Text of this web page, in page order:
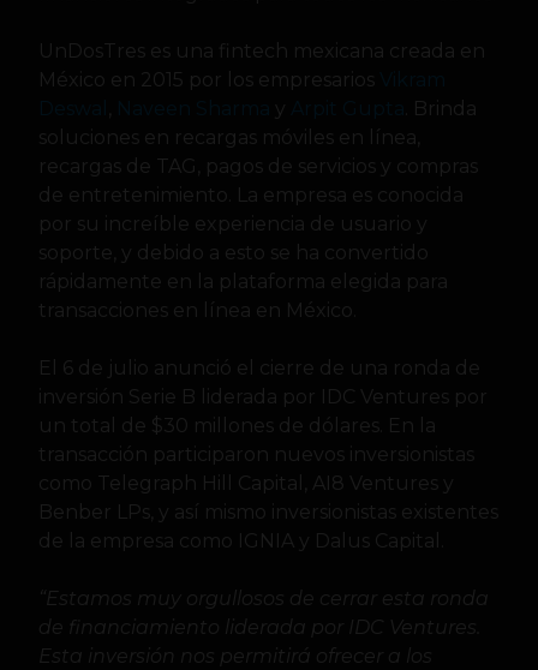
UnDosTres es una fintech mexicana creada en
México en 2015 por los empresarios
y
. Brinda
soluciones en recargas móviles en línea,
recargas de TAG, pagos de servicios y compras
de entretenimiento. La empresa es conocida
por su increíble experiencia de usuario y
soporte, y debido a esto se ha convertido
rápidamente en la plataforma elegida para
transacciones en línea en México.
El 6 de julio anunció el cierre de una ronda de
inversión Serie B liderada por IDC Ventures por
un total de $30 millones de dólares. En la
transacción participaron nuevos inversionistas
como Telegraph Hill Capital, AI8 Ventures y
Benber LPs, y así mismo inversionistas existentes
de la empresa como IGNIA y Dalus Capital.
“Estamos muy orgullosos de cerrar esta ronda
de financiamiento liderada por IDC Ventures.
Esta inversión nos permitirá ofrecer a los